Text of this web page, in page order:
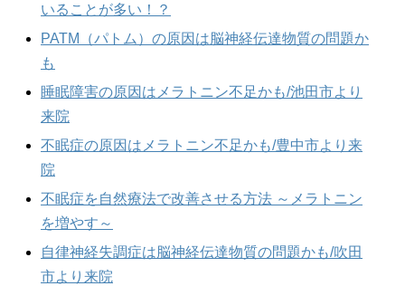
いることが多い！？
PATM（パトム）の原因は脳神経伝達物質の問題か
も
睡眠障害の原因はメラトニン不足かも/池田市より
来院
不眠症の原因はメラトニン不足かも/豊中市より来
院
不眠症を自然療法で改善させる方法 ～メラトニン
を増やす～
自律神経失調症は脳神経伝達物質の問題かも/吹田
市より来院